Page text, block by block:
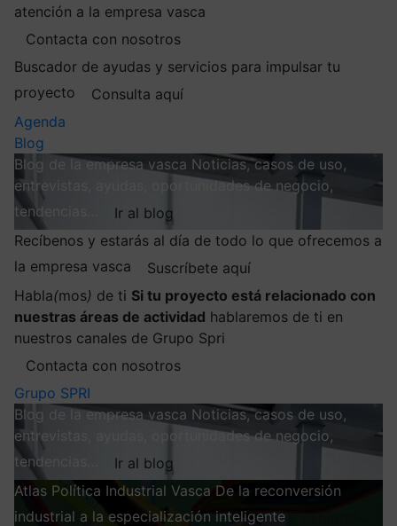
atención a la empresa vasca
Contacta con nosotros
Buscador de ayudas y servicios para impulsar tu
proyecto
Consulta aquí
Agenda
Blog
Blog de la empresa vasca Noticias, casos de uso,
entrevistas, ayudas, oportunidades de negocio,
tendencias…
Ir al blog
Recíbenos y estarás al día de todo lo que ofrecemos a
la empresa vasca
Suscríbete aquí
Habla(mos) de ti Si tu proyecto está relacionado con
nuestras áreas de actividad hablaremos de ti en
nuestros canales de Grupo Spri
Contacta con nosotros
Grupo SPRI
Blog de la empresa vasca Noticias, casos de uso,
entrevistas, ayudas, oportunidades de negocio,
tendencias…
Ir al blog
Atlas Política Industrial Vasca De la reconversión
industrial a la especialización inteligente